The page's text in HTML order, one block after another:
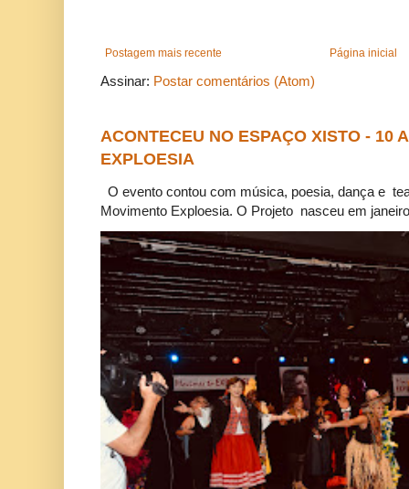
Postagem mais recente Página inicial
Assinar: Postar comentários (Atom)
ACONTECEU NO ESPAÇO XISTO - 10
EXPLOESIA
O evento contou com música, poesia, dança e
Movimento Exploesia. O Projeto nasceu em